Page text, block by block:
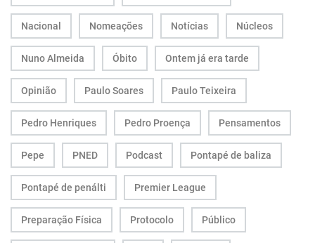
Nacional Nomeações Notícias Núcleos
Nuno Almeida Óbito Ontem já era tarde
Opinião Paulo Soares Paulo Teixeira
Pedro Henriques Pedro Proença Pensamentos
Pepe PNED Podcast Pontapé de baliza
Pontapé de penálti Premier League
Preparação Física Protocolo Público